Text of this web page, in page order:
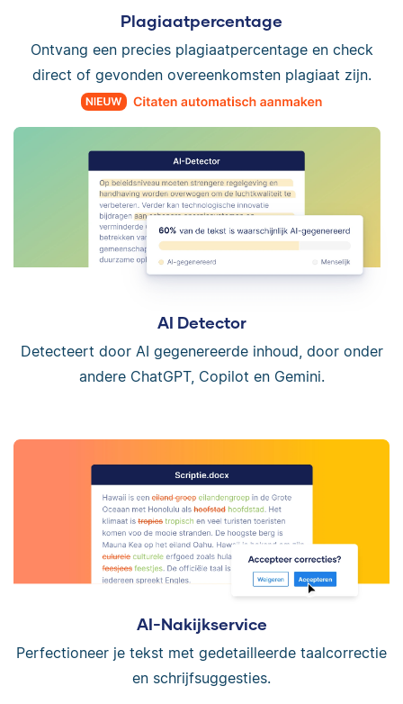
Plagiaatpercentage
Ontvang een precies plagiaatpercentage en check
direct of gevonden overeenkomsten plagiaat zijn.
AI Detector
Detecteert door AI gegenereerde inhoud, door onder
andere ChatGPT, Copilot en Gemini.
AI-Nakijkservice
Perfectioneer je tekst met gedetailleerde taalcorrectie
en schrijfsuggesties.